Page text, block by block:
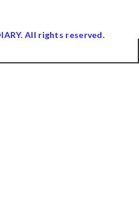
All rights reserved.